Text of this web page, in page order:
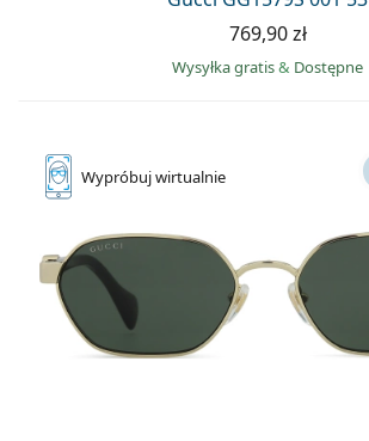
769,90 zł
Wysyłka gratis& Dostępne
Wypróbujwirtualnie